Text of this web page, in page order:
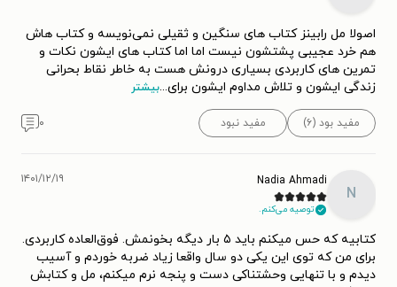
اصولا مل رابینز کتاب های سنگین و ثقیلی نمی‌نویسه و کتاب هاش
هم خرد عجیبی پشتشون نیست اما اما کتاب های ایشون نکات و
تمرین های کاربردی بسیاری درونش هست به خاطر نقاط بحرانی
زندگی ایشون و تلاش مداوم ایشون برای...بیشتر
مفید بود (۶) مفید نبود ۰
N
Nadia Ahmadi
توصیه می‌کنم.
۱۴۰۱/۱۲/۱۹
کتابیه که حس میکنم باید ۵ بار دیگه بخونمش. فوق‌العاده کاربردی.
برای من که توی این یکی دو سال واقعا زیاد ضربه خوردم و آسیب
دیدم و با تنهایی وحشتناکی دست و پنجه نرم میکنم، مل و کتابش